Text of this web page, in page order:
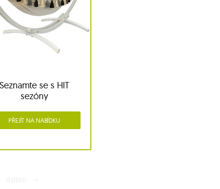
Seznamte se s HIT
sezóny
PŘEJÍT NA NABÍDKU